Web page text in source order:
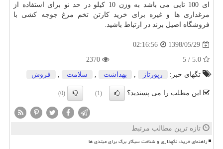
ای 100 تایی می باشد به وزن 10 کیلو در حد نو برای استفاده از
مرغداری ها و غیره برای خرید کارتن تخم مرغ جوجه کشی با
فروشگاه اصیل برند در ارتباط باشید.
1398/05/29
02:16:56
تگهای خبر:
رپورتاژ , بهداشت , سلامت , فروش
این مطلب را می پسندید؟ (1)
(0)
تازه ترین مطالب مرتبط
راهنمای خرید، نگهداری و شناخت سیگار برگ برای مبتدی ها